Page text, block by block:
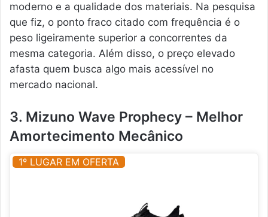
moderno e a qualidade dos materiais. Na pesquisa
que fiz, o ponto fraco citado com frequência é o
peso ligeiramente superior a concorrentes da
mesma categoria. Além disso, o preço elevado
afasta quem busca algo mais acessível no
mercado nacional.
3. Mizuno Wave Prophecy – Melhor
Amortecimento Mecânico
1º LUGAR EM OFERTA